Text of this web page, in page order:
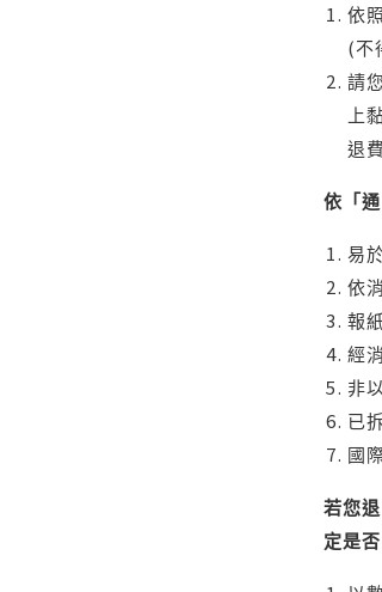
依
(不
請
上
退
依「
易
依
報
經
非
已
國
若您
定是